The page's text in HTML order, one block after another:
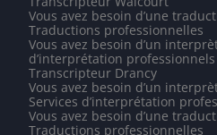
Vous avez besoin d’une
Traductions professionnelles
Vous avez besoin d’un
d’interprétation professionnels
Transcripteur Drancy
Vous avez besoin d’un
Services d’interprétation
Vous avez besoin d’une
Traductions professionnelles